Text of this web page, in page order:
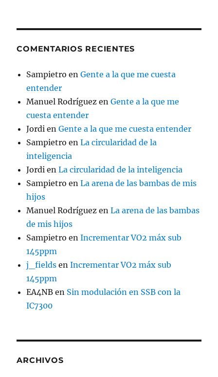
COMENTARIOS RECIENTES
Sampietro enGente a la que me cuesta
entender
Manuel Rodríguez enGente a la que me
cuesta entender
Jordi enGente a la que me cuesta entender
Sampietro enLa circularidad de la
inteligencia
Jordi enLa circularidad de la inteligencia
Sampietro enLa arena de las bambas de mis
hijos
Manuel Rodríguez enLa arena de las bambas
de mis hijos
Sampietro enIncrementar VO2 máx sub
145ppm
j_fields enIncrementar VO2 máx sub
145ppm
EA4NB en Sin modulación en SSB con la
IC7300
ARCHIVOS